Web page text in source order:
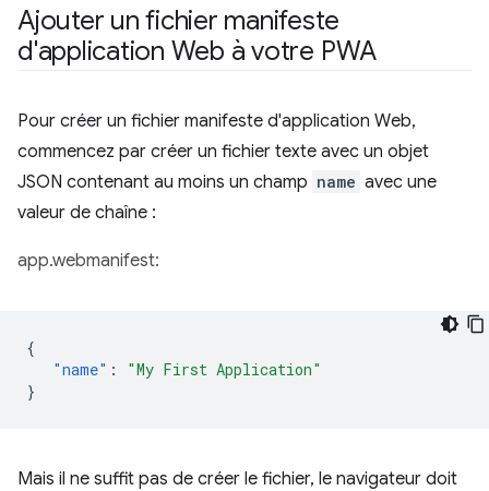
Ajouter un fichier manifeste
d'application Web à votre PWA
Pour créer un fichier manifeste d'application Web,
commencez par créer un fichier texte avec un objet
JSON contenant au moins un champ name avec une
valeur de chaîne :
app.webmanifest:
{
"name" :
"My First Application"
}
Mais il ne suffit pas de créer le fichier, le navigateur doit